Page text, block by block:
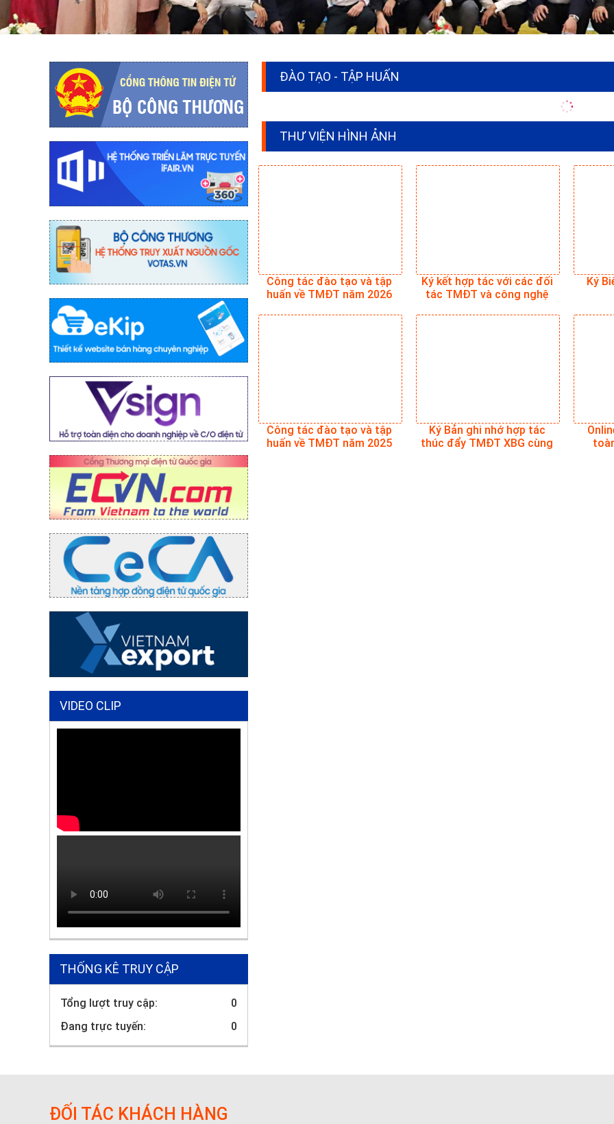
VIDEO CLIP
THỐNG KÊ TRUY CẬP
Tổng lượt truy cập:
0
Đang trực tuyến:
0
ĐÀO TẠO - TẬP HUẤN
THƯ VIỆN HÌNH ẢNH
Công tác đào tạo và tập
huấn về TMĐT năm 2026
Ký kết hợp tác với các đối
tác TMĐT và công nghệ
Ký
Công tác đào tạo và tập
huấn về TMĐT năm 2025
Ký Bản ghi nhớ hợp tác
thúc đẩy TMĐT XBG cùng
ĐỐI TÁC KHÁCH HÀNG